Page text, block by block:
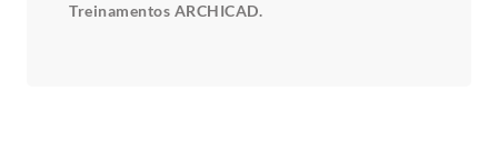
Treinamentos ARCHICAD.